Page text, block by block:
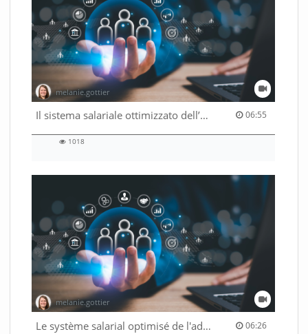
melanie.gottier
Il sistema salariale ottimizzato dell’Amministrazione federale 06:55
06:55 duration
1018
melanie.gottier
Le système salarial optimisé de l'administration fédérale 06:26
06:26 duration